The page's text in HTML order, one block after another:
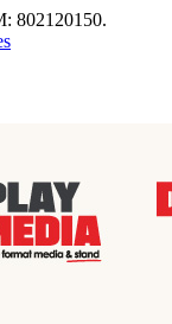
802120150.